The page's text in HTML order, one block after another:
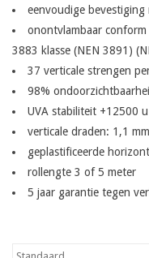
Outlet
Documenten
Contact
eenvoudige
onontvlambaar conform
3883 klasse (NEN 3891)
37 verticale strengen
98%
UVA stabiliteit +12500 u
verticale draden: 1,1 mm
geplastificeerde
rollengte 3 of 5 meter
5 jaar garantie tegen